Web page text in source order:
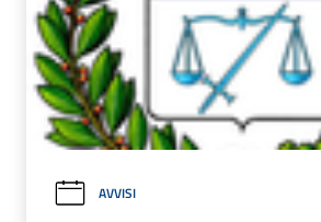
AVVISI